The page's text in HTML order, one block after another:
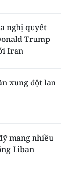
nghị quyết
Trump
Iran
xung đột lan
mang nhiều
Liban